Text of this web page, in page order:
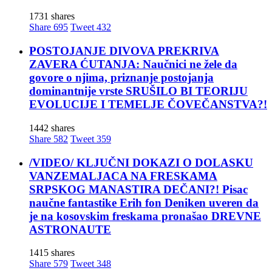
1731 shares
Share 695 Tweet 432
POSTOJANJE DIVOVA PREKRIVA
ZAVERA ĆUTANJA: Naučnici ne žele da
govore o njima, priznanje postojanja
dominantnije vrste SRUŠILO BI TEORIJU
EVOLUCIJE I TEMELJE ČOVEČANSTVA?!
1442 shares
Share 582 Tweet 359
/VIDEO/ KLJUČNI DOKAZI O DOLASKU
VANZEMALJACA NA FRESKAMA
SRPSKOG MANASTIRA DEČANI?! Pisac
naučne fantastike Erih fon Deniken uveren da
je na kosovskim freskama pronašao DREVNE
ASTRONAUTE
1415 shares
Share 579 Tweet 348